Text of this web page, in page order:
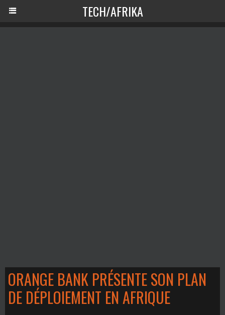
TECH/AFRIKA
ORANGE BANK PRÉSENTE SON PLAN
DE DÉPLOIEMENT EN AFRIQUE